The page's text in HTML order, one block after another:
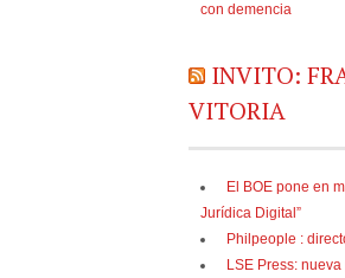
con demencia
INVITO:
VITORIA
El BOE pone en
Jurídica Digital”
Philpeople :
LSE Press: